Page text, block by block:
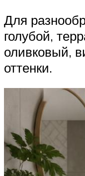
Для
голубой,
оливковый,
оттенки.